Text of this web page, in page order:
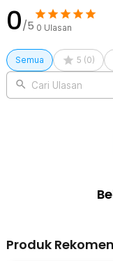
0/5 0 Ulasan
Semua 5 (0)
Cari Ulasan
Produk